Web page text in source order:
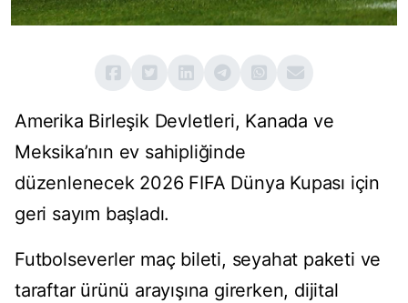
Amerika Birleşik Devletleri, Kanada ve
Meksika’nın ev sahipliğinde
düzenlenecek 2026 FIFA Dünya Kupası için
geri sayım başladı.
Futbolseverler maç bileti, seyahat paketi ve
taraftar ürünü arayışına girerken, dijital